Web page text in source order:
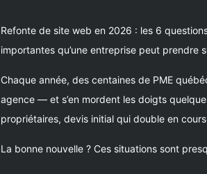
Refonte de site web en 2026 : les 6
importantes qu’une entreprise peut prendre
Chaque année, des centaines de PME
agence — et s’en mordent les doigts
propriétaires, devis initial qui double en
La bonne nouvelle ? Ces situations sont